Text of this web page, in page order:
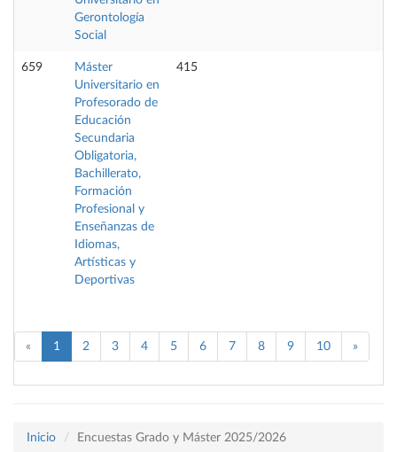
Gerontología
Social
659
Máster
Universitario en
Profesorado de
Educación
Secundaria
Obligatoria,
Bachillerato,
Formación
Profesional y
Enseñanzas de
Idiomas,
Artísticas y
Deportivas
415
« 1 2 3 4 5 6 7 8 9 10 »
Inicio Encuestas Grado y Máster 2025/2026